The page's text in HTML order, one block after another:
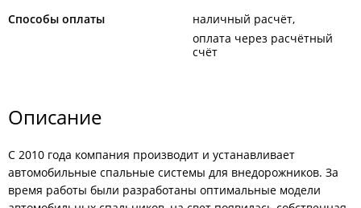
Способы оплаты
наличный расчёт
оплата через расчётный
счёт
Описание
С 2010 года компания производит и устанавливает
автомобильные спальные системы для внедорожников. За
время работы были разработаны оптимальные модели